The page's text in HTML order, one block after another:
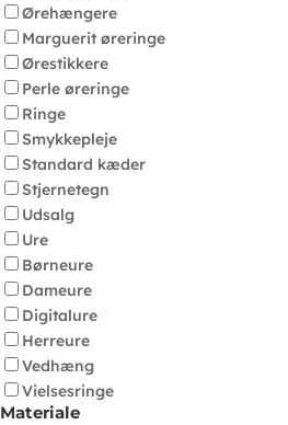
Ørehængere
Marguerit øreringe
Ørestikkere
Perle øreringe
Ringe
Smykkepleje
Standard kæder
Stjernetegn
Udsalg
Ure
Børneure
Dameure
Digitalure
Herreure
Vedhæng
Vielsesringe
Materiale